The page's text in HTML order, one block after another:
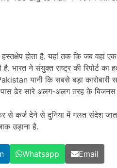
होता है. यहां तक कि जब वहां
भारत ने संयुक्त राष्ट्र की रिपोर्ट का
यानी कि सबसे बड़ा कारोबारी
ढेर सारे अलग-अलग तरह के बिजनस
से कर्ज देने से दुनिया में गलत संदेश
उड़ाना है.
Whatsapp Email